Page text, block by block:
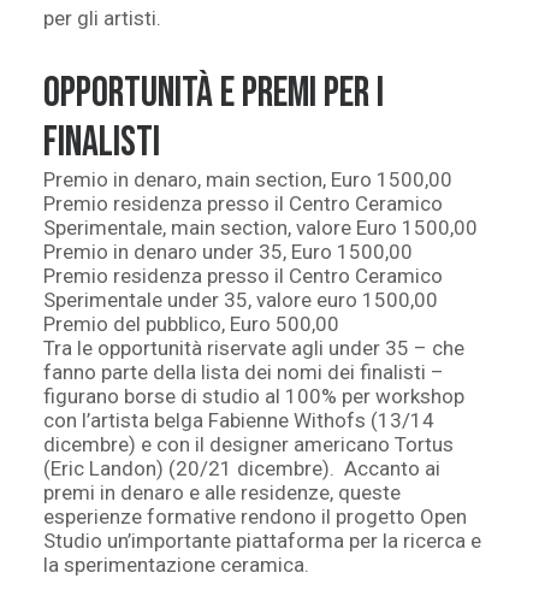
per gli artisti.
Opportunità e premi per i
finalisti
Premio in denaro, main section, Euro 1500,00
Premio residenza presso il Centro Ceramico
Sperimentale, main section, valore Euro 1500,00
Premio in denaro under 35, Euro 1500,00
Premio residenza presso il Centro Ceramico
Sperimentale under 35, valore euro 1500,00
Premio del pubblico, Euro 500,00
Tra le opportunità riservate agli under 35 – che
fanno parte della lista dei nomi dei finalisti –
figurano borse di studio al 100% per workshop
con l’artista belga Fabienne Withofs (13/14
dicembre) e con il designer americano Tortus
(Eric Landon) (20/21 dicembre). Accanto ai
premi in denaro e alle residenze, queste
esperienze formative rendono il progetto Open
Studio un’importante piattaforma per la ricerca e
la sperimentazione ceramica.